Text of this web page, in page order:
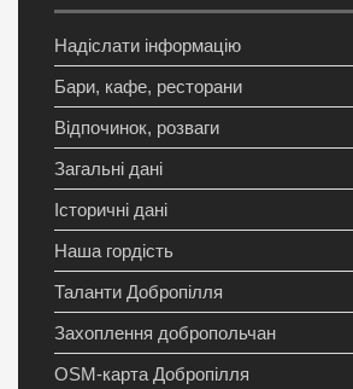
Надіслати інформацію
Бари, кафе, ресторани
Відпочинок, розваги
Загальні дані
Історичні дані
Наша гордість
Таланти Добропілля
Захоплення добропольчан
OSM-карта Добропілля